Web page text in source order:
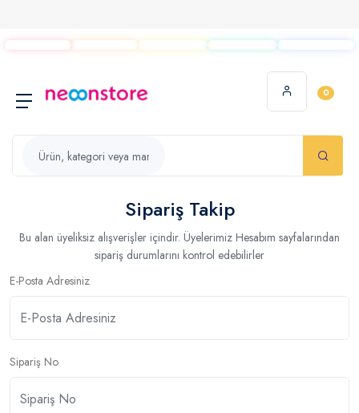
0
Sipariş Takip
Bu alan üyeliksiz alışverişler içindir. Üyelerimiz Hesabım sayfalarından
sipariş durumlarını kontrol edebilirler
E-Posta Adresiniz
Sipariş No